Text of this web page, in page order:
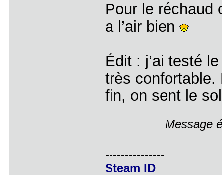
Pour le réchaud
a l’air bien
Édit : j’ai testé
très confortable.
fin, on sent le
Message
---------------
Steam ID